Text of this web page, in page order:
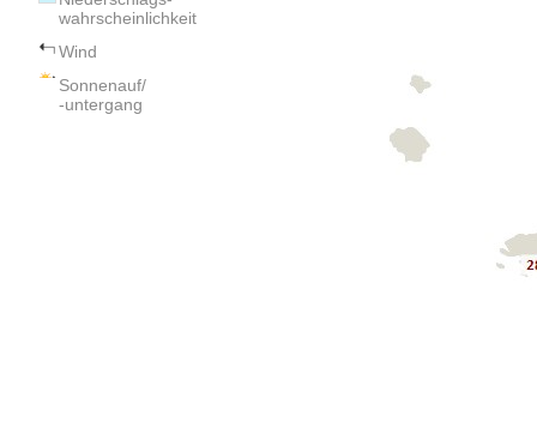
wahrscheinlichkeit
Wind
Sonnenauf/
-untergang